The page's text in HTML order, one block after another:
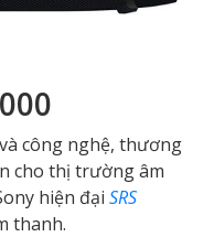
công nghệ, thương
cho thị trường âm
hiện đại SRS
thanh.